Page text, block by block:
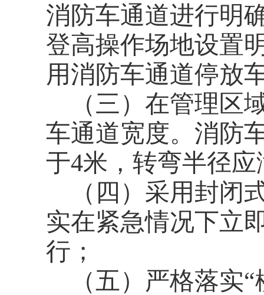
消防车通道进行明
登高操作场地设置
用消防车通道停放
（三）在管理区
车通道宽度。消防
于4米，转弯半径
（四）采用封闭
实在紧急情况下立
行；
（五）严格落实